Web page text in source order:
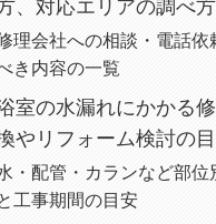
、対応エリアの調べ方
理会社への相談・電話依
き内容の一覧
室の水漏れにかかる
やリフォーム検討の
・配管・カランなど部位
工事期間の目安